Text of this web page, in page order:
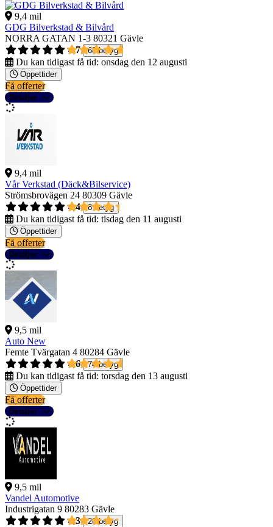
9,4 mil
GDG Bilverkstad & Bilvård
NORRA GATAN 1-3 80321 Gävle
4,7
68 betyg
Du kan tidigast få tid: onsdag den 12 augusti
Öppettider
Få offerter
Detaljer
9,4 mil
Vår Verkstad (Däck&Bilservice)
Strömsbrovägen 24 80309 Gävle
4,4
8 betyg
Du kan tidigast få tid: tisdag den 11 augusti
Öppettider
Få offerter
Detaljer
9,5 mil
Auto New
Femte Tvärgatan 4 80284 Gävle
4,6
74 betyg
Du kan tidigast få tid: torsdag den 13 augusti
Öppettider
Få offerter
Detaljer
9,5 mil
Vandel Automotive
Industrigatan 9 80283 Gävle
4,3
26 betyg